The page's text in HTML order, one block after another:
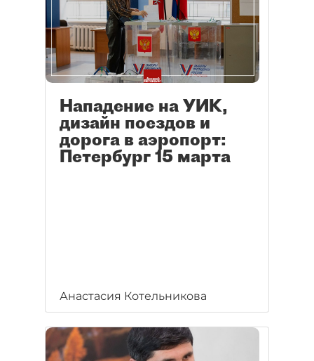
Нападение на УИК,
дизайн поездов и
дорога в аэропорт:
Петербург 15 марта
Анастасия Котельникова